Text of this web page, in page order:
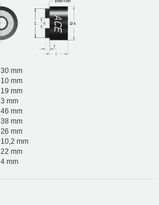
30 mm
10 mm
19 mm
3 mm
46 mm
38 mm
26 mm
10,2 mm
22 mm
4 mm